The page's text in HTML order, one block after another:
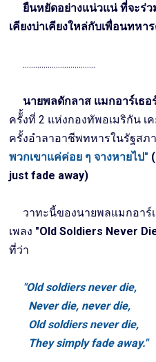
ยืนหยัดอย่างแน่วแน่ ที่จะร่
เคียงบ่าเคียงใหล่กับเพื่อนทหา
...................................
นายพลดักลาส แมกอาร์เธอ
ครัั้งที่ 2 แห่งกองทัพอเมริกัน เ
ครั้งอำลาอาชีพทหารในรัฐสภ
พวกเขาแค่ค่อย ๆ จางหายไป"
just fade away)
วาทะนี้ของนายพลแมกอาร์
เพลง "Old Soldiers Never
ที่ว่า
"Old soldiers never die,
Never die, never die,
Old soldiers never die,
They simply fade away."